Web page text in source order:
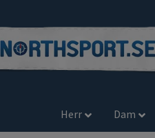
Herr Dam